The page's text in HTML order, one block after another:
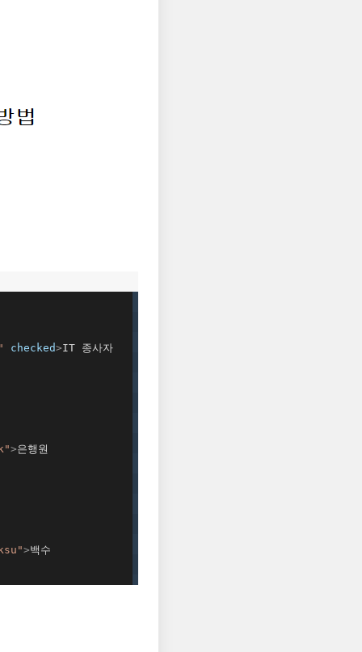
checked>IT 종사자
>은행원
>백수